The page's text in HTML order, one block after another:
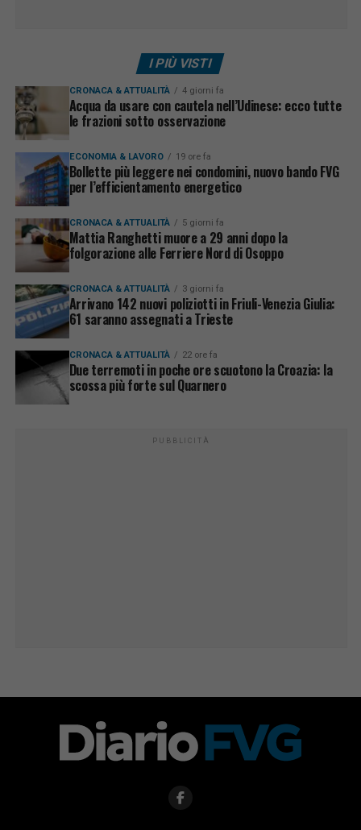
I PIÙ VISTI
CRONACA & ATTUALITÀ 4 giorni fa
Acqua da usare con cautela nell’Udinese: ecco tutte
le frazioni sotto osservazione
ECONOMIA & LAVORO 19 ore fa
Bollette più leggere nei condomini, nuovo bando FVG
per l’efficientamento energetico
CRONACA & ATTUALITÀ 5 giorni fa
Mattia Ranghetti muore a 29 anni dopo la
folgorazione alle Ferriere Nord di Osoppo
CRONACA & ATTUALITÀ 3 giorni fa
Arrivano 142 nuovi poliziotti in Friuli-Venezia Giulia:
61 saranno assegnati a Trieste
CRONACA & ATTUALITÀ 22 ore fa
Due terremoti in poche ore scuotono la Croazia: la
scossa più forte sul Quarnero
PUBBLICITÀ